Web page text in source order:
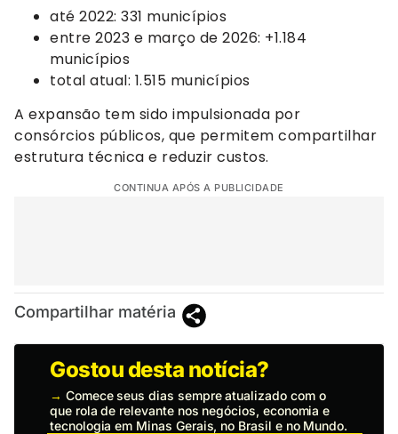
até 2022: 331 municípios
entre 2023 e março de 2026: +1.184
municípios
total atual: 1.515 municípios
A expansão tem sido impulsionada por
consórcios públicos, que permitem compartilhar
estrutura técnica e reduzir custos.
CONTINUA APÓS A PUBLICIDADE
Compartilhar matéria
Gostou desta notícia?
→ Comece seus dias sempre atualizado com o
que rola de relevante nos negócios, economia e
tecnologia em Minas Gerais, no Brasil e no Mundo.